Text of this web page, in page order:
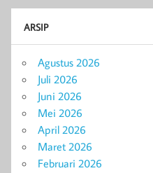
ARSIP
Agustus 2026
Juli 2026
Juni 2026
Mei 2026
April 2026
Maret 2026
Februari 2026